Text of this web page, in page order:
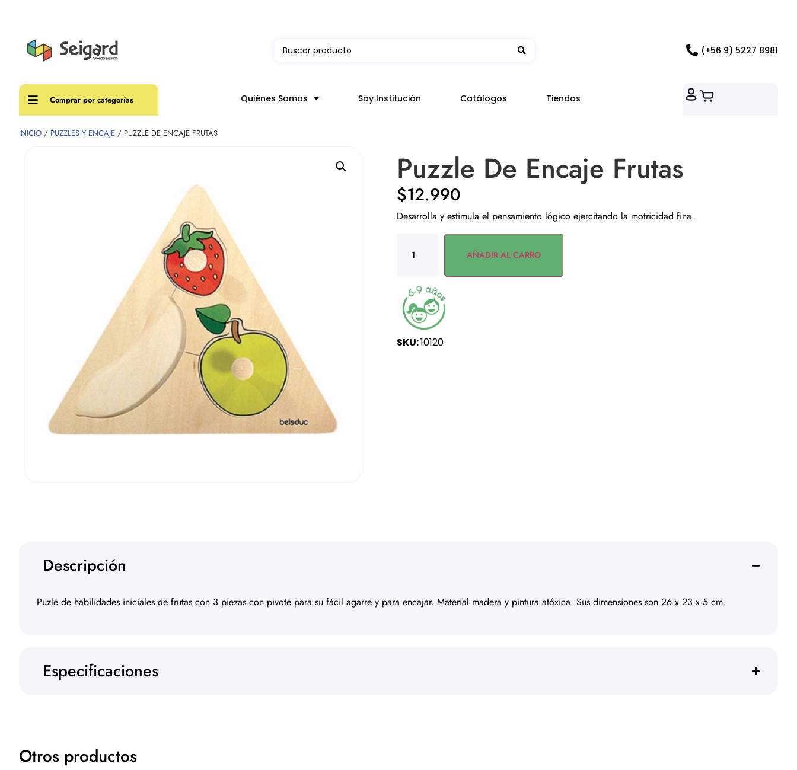
(+56 9) 5227 8981
Comprar por categorías Quiénes Somos Soy Institución Catálogos Tiendas
INICIO / PUZZLES Y ENCAJE / PUZZLE DE ENCAJE FRUTAS
Puzzle De Encaje Frutas
$12.990
Desarrolla y estimula el pensamiento lógico ejercitando la motricidad fina.
AÑADIR AL CARRO
SKU:10120
Descripción
Puzle de habilidades iniciales de frutas con 3 piezas con pivote para su fácil agarre y para encajar. Material madera y pintura atóxica. Sus dimensiones son 26 x 23 x 5 cm.
Especificaciones
Otros productos